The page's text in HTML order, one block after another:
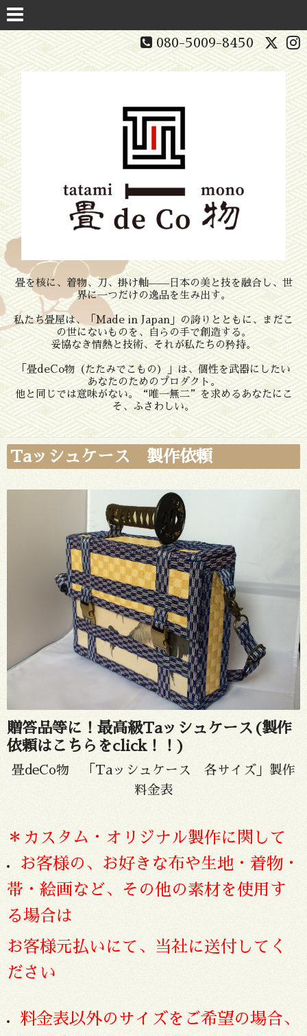
080-5009-8450
畳を核に、着物、刀、掛け軸——日本の美と技を融合し、世
界に一つだけの逸品を生み出す。
私たち畳屋は、「Made in Japan」の誇りとともに、まだこ
の世にないものを、自らの手で創造する。
妥協なき情熱と技術、それが私たちの矜持。
「畳deCo物（たたみでこもの）」は、個性を武器にしたい
あなたのためのプロダクト。
他と同じでは意味がない。“唯一無二”を求めるあなたにこ
そ、ふさわしい。
Taッシュケース 製作依頼
贈答品等に！最高級Taッシュケース(製作
依頼はこちらをclick！！)
畳deCo物 「Taッシュケース 各サイズ」製作
料金表
＊カスタム・オリジナル製作に関して
お客様の、お好きな布や生地・着物・
帯・絵画など、その他の素材を使用す
る場合は
お客様元払いにて、当社に送付してく
ださい
料金表以外のサイズをご希望の場合、